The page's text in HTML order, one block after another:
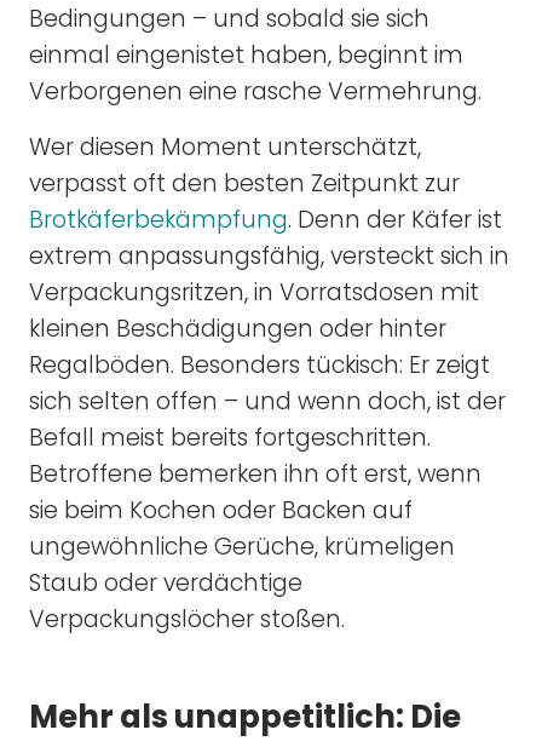
Bedingungen – und sobald sie sich
einmal eingenistet haben, beginnt im
Verborgenen eine rasche Vermehrung.
Wer diesen Moment unterschätzt,
verpasst oft den besten Zeitpunkt zur
Brotkäferbekämpfung. Denn der Käfer ist
extrem anpassungsfähig, versteckt sich in
Verpackungsritzen, in Vorratsdosen mit
kleinen Beschädigungen oder hinter
Regalböden. Besonders tückisch: Er zeigt
sich selten offen – und wenn doch, ist der
Befall meist bereits fortgeschritten.
Betroffene bemerken ihn oft erst, wenn
sie beim Kochen oder Backen auf
ungewöhnliche Gerüche, krümeligen
Staub oder verdächtige
Verpackungslöcher stoßen.
Mehr als unappetitlich: Die